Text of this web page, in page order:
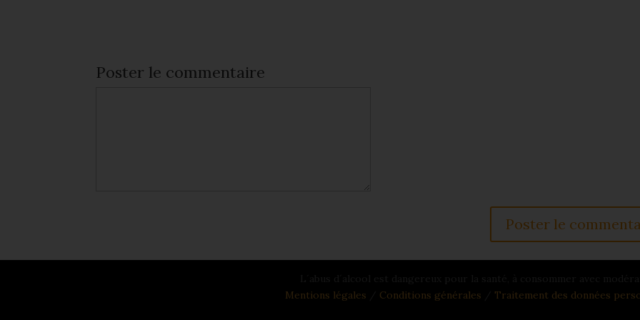
Poster le commentaire
Mentions légales
Conditions générales Traitement des données